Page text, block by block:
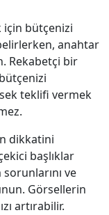
için bütçenizi
anahtar
Rekabetçi bir
teklifi vermek
dikkatini
başlıklar
ve
Görsellerin
artırabilir.